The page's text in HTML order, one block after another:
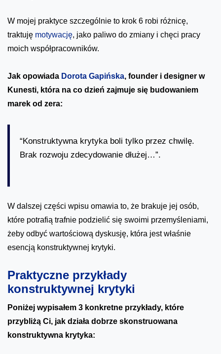
W mojej praktyce szczególnie to krok 6 robi różnicę,
traktuję motywację, jako paliwo do zmiany i chęci pracy
moich współpracowników.
Jak opowiada Dorota Gapińska, founder i designer w
Kunesti, która na co dzień zajmuje się budowaniem
marek od zera:
“Konstruktywna krytyka boli tylko przez chwilę.
Brak rozwoju zdecydowanie dłużej…”.
W dalszej części wpisu omawia to, że brakuje jej osób,
które potrafią trafnie podzielić się swoimi przemyśleniami,
żeby odbyć wartościową dyskusję, która jest właśnie
esencją konstruktywnej krytyki.
Praktyczne przykłady
konstruktywnej krytyki
Poniżej wypisałem 3 konkretne przykłady, które
przybliżą Ci, jak działa dobrze skonstruowana
konstruktywna krytyka: